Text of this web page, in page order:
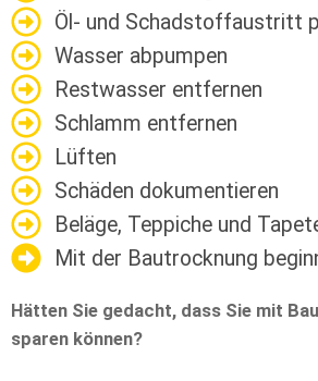
Öl- und Schadstoffaustritt
Wasser abpumpen
Restwasser entfernen
Schlamm entfernen
Lüften
Schäden dokumentieren
Beläge, Teppiche und
Mit der Bautrocknung
Hätten Sie gedacht, dass Sie mit
sparen können?